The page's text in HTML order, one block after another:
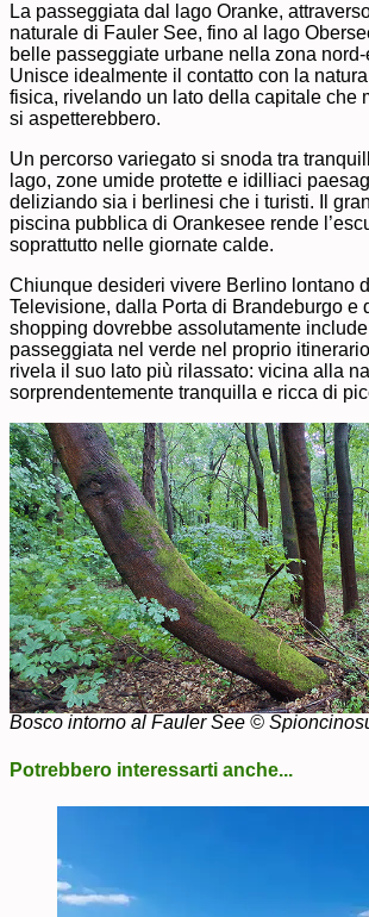
La passeggiata dal lago Oranke,
naturale di Fauler See, fino al lago
belle passeggiate urbane nella zona
Unisce idealmente il contatto con la
fisica, rivelando un lato della capitale che
si aspetterebbero.
Un percorso variegato si snoda tra
lago, zone umide protette e idilliaci
deliziando sia i berlinesi che i turisti. Il
piscina pubblica di Orankesee rende
soprattutto nelle giornate calde.
Chiunque desideri vivere Berlino lontano
Televisione, dalla Porta di Brandeburgo e
shopping dovrebbe assolutamente
passeggiata nel verde nel proprio
rivela il suo lato più rilassato: vicina alla
sorprendentemente tranquilla e ricca di
Bosco intorno al Fauler See ©
Potrebbero interessarti anche...